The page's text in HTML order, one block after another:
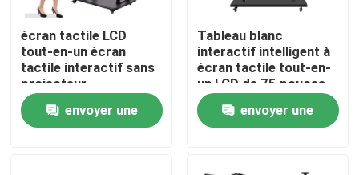
Contact
nouvelles
Demande de soumission
écran tactile LCD
tout-en-un écran
tactile interactif sans
projecteur
envoyer une
Tableau blanc
interactif intelligent à
écran tactile tout-en-
un LCD de 75 pouces
envoyer une